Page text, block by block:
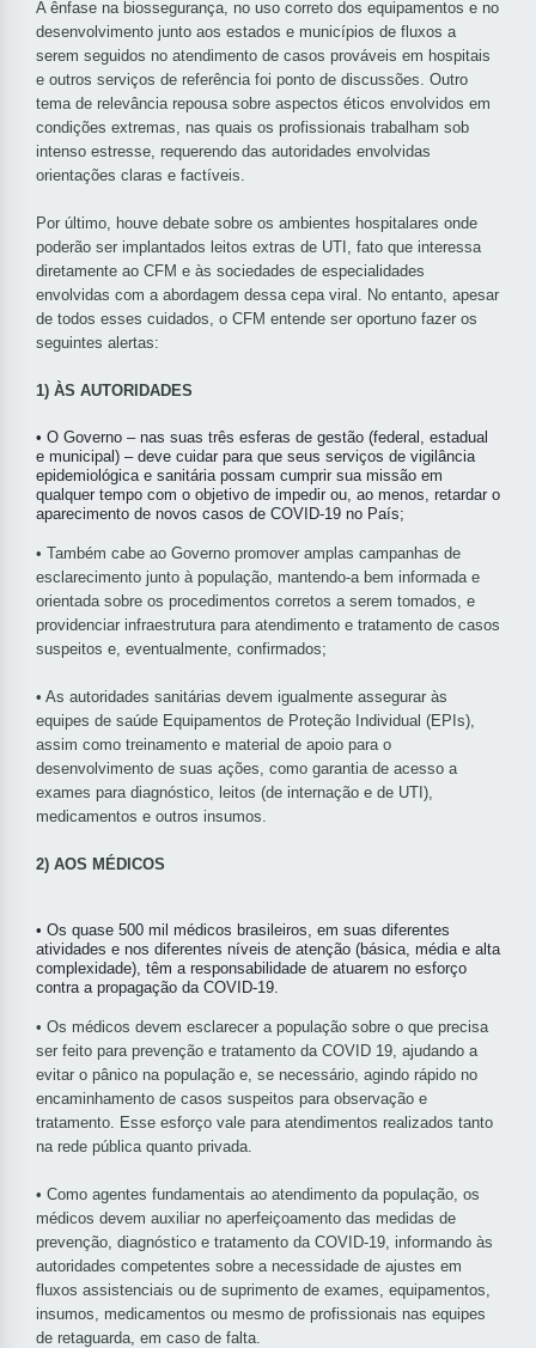
A ênfase na biossegurança, no uso correto dos equipamentos e no
desenvolvimento junto aos estados e municípios de fluxos a
serem seguidos no atendimento de casos prováveis em hospitais
e outros serviços de referência foi ponto de discussões. Outro
tema de relevância repousa sobre aspectos éticos envolvidos em
condições extremas, nas quais os profissionais trabalham sob
intenso estresse, requerendo das autoridades envolvidas
orientações claras e factíveis.
Por último, houve debate sobre os ambientes hospitalares onde
poderão ser implantados leitos extras de UTI, fato que interessa
diretamente ao CFM e às sociedades de especialidades
envolvidas com a abordagem dessa cepa viral. No entanto, apesar
de todos esses cuidados, o CFM entende ser oportuno fazer os
seguintes alertas:
1) ÀS AUTORIDADES
• O Governo – nas suas três esferas de gestão (federal, estadual
e municipal) – deve cuidar para que seus serviços de vigilância
epidemiológica e sanitária possam cumprir sua missão em
qualquer tempo com o objetivo de impedir ou, ao menos, retardar o
aparecimento de novos casos de COVID-19 no País;
• Também cabe ao Governo promover amplas campanhas de
esclarecimento junto à população, mantendo-a bem informada e
orientada sobre os procedimentos corretos a serem tomados, e
providenciar infraestrutura para atendimento e tratamento de casos
suspeitos e, eventualmente, confirmados;
• As autoridades sanitárias devem igualmente assegurar às
equipes de saúde Equipamentos de Proteção Individual (EPIs),
assim como treinamento e material de apoio para o
desenvolvimento de suas ações, como garantia de acesso a
exames para diagnóstico, leitos (de internação e de UTI),
medicamentos e outros insumos.
2) AOS MÉDICOS
• Os quase 500 mil médicos brasileiros, em suas diferentes
atividades e nos diferentes níveis de atenção (básica, média e alta
complexidade), têm a responsabilidade de atuarem no esforço
contra a propagação da COVID-19.
• Os médicos devem esclarecer a população sobre o que precisa
ser feito para prevenção e tratamento da COVID 19, ajudando a
evitar o pânico na população e, se necessário, agindo rápido no
encaminhamento de casos suspeitos para observação e
tratamento. Esse esforço vale para atendimentos realizados tanto
na rede pública quanto privada.
• Como agentes fundamentais ao atendimento da população, os
médicos devem auxiliar no aperfeiçoamento das medidas de
prevenção, diagnóstico e tratamento da COVID-19, informando às
autoridades competentes sobre a necessidade de ajustes em
fluxos assistenciais ou de suprimento de exames, equipamentos,
insumos, medicamentos ou mesmo de profissionais nas equipes
de retaguarda, em caso de falta.